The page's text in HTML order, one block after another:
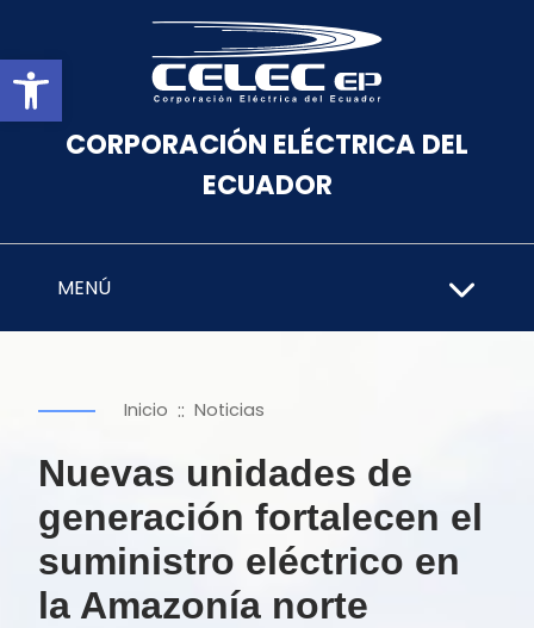
Abrir barra de herramientas
CORPORACIÓN ELÉCTRICA DEL
ECUADOR
MENÚ
Inicio :: Noticias
Nuevas unidades de
generación fortalecen el
suministro eléctrico en
la Amazonía norte